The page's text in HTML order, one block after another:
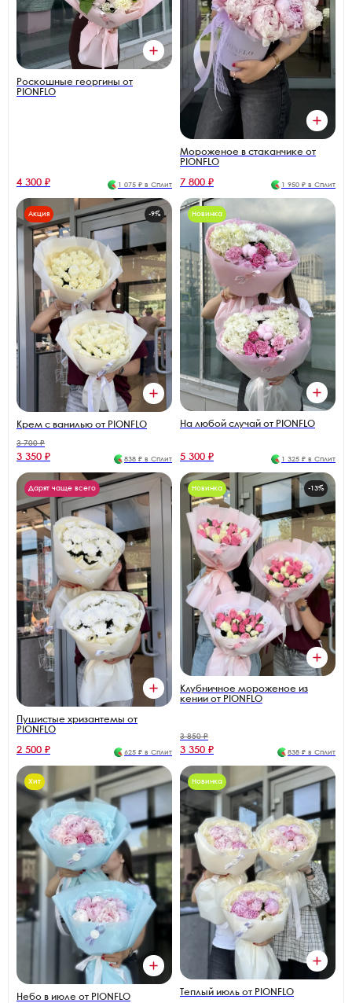
Роскошные георгины от
PIONFLO
4 300 ₽ 1 075 ₽ в Сплит
Мороженое в стаканчике от
PIONFLO
7 800 ₽ 1 950 ₽ в Сплит
Акция -9%
Крем с ванилью от PIONFLO
3 700 ₽
3 350 ₽ 838 ₽ в Сплит
Новинка
На любой случай от PIONFLO
5 300 ₽ 1 325 ₽ в Сплит
Дарят чаще всего
Пушистые хризантемы от
PIONFLO
2 500 ₽ 625 ₽ в Сплит
Новинка -13%
Клубничное мороженое из
кении от PIONFLO
3 850 ₽
3 350 ₽ 838 ₽ в Сплит
Хит
Небо в июле от PIONFLO
Новинка
Теплый июль от PIONFLO